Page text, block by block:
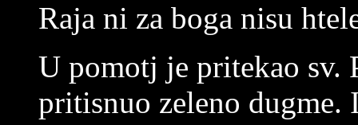
Raja ni za boga nisu
U pomotj je pritekao sv.
pritisnuo zeleno dugme.